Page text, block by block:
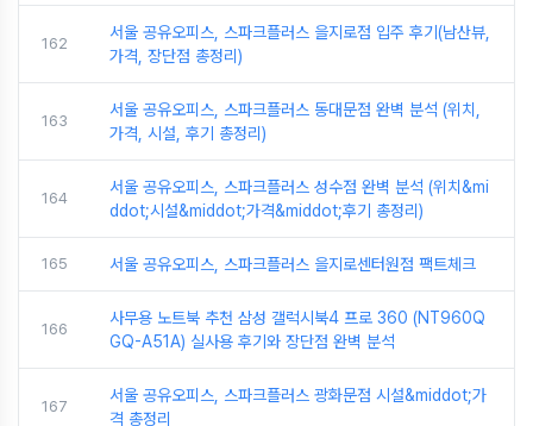
162
서울 공유오피스, 스파크플러스 을지로점 입주 후기(남산뷰,
가격, 장단점 총정리)
163
서울 공유오피스, 스파크플러스 동대문점 완벽 분석 (위치,
가격, 시설, 후기 총정리)
164
서울 공유오피스, 스파크플러스 성수점 완벽 분석 (위치&mi
ddot;시설&middot;가격&middot;후기 총정리)
165 서울 공유오피스, 스파크플러스 을지로센터원점 팩트체크
166
사무용 노트북 추천 삼성 갤럭시북4 프로 360 (NT960Q
GQ-A51A) 실사용 후기와 장단점 완벽 분석
167
서울 공유오피스, 스파크플러스 광화문점 시설&middot;가
격 총정리